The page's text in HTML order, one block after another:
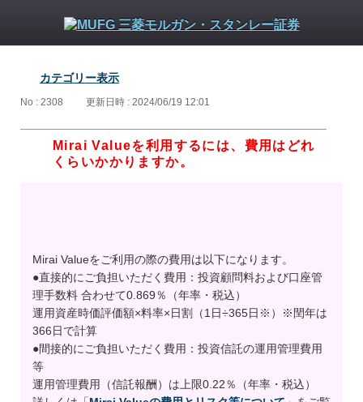
カテゴリー表示
No : 2308 更新日時 : 2024/06/19 12:01
Mirai Valueを利用するには、費用はどれ
くらいかかりますか。
Mirai Valueをご利用の際の費用は以下になります。
●直接的にご負担いただく費用：投資顧問料および口座管
理手数料 合わせて0.869％（年率・税込）
運用資産時価評価額×料率×日割（1日÷365日※）※閏年は
366日で計算
●間接的にご負担いただく費用：投資信託の運用管理費用
等
運用管理費用（信託報酬）は上限0.22％（年率・税込）